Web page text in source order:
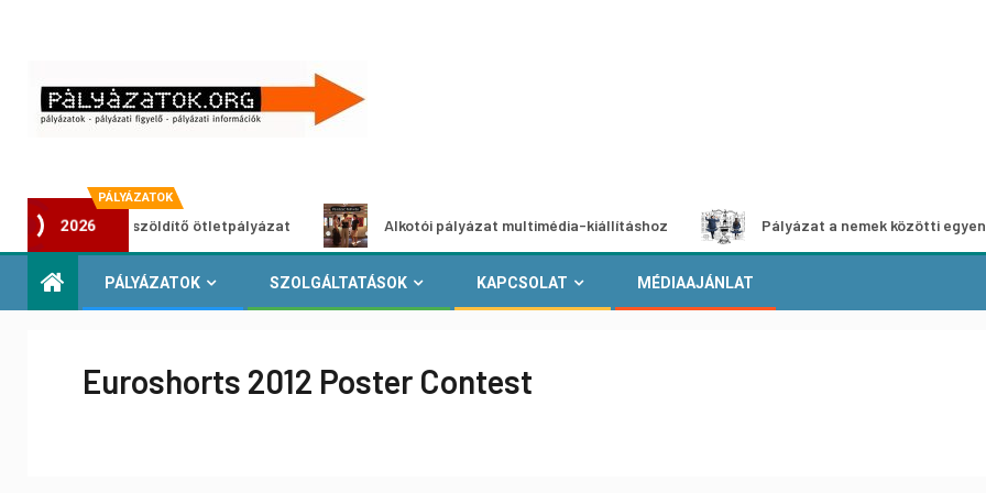
PÁLYÁZATOK
2026
Városzöldítő ötletpályázat Alkotói pályázat multimédia-kiállításhoz Pályázat a nemek közötti egyenlőség
PÁLYÁZATOK SZOLGÁLTATÁSOK KAPCSOLAT MÉDIAAJÁNLAT
Euroshorts 2012 Poster Contest